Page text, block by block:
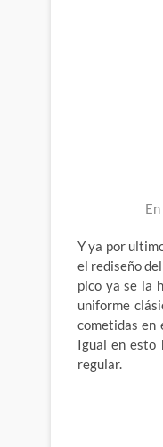
Y ya por
el rediseño
pico ya se la
uniforme
cometidas en
Igual en esto
regular.